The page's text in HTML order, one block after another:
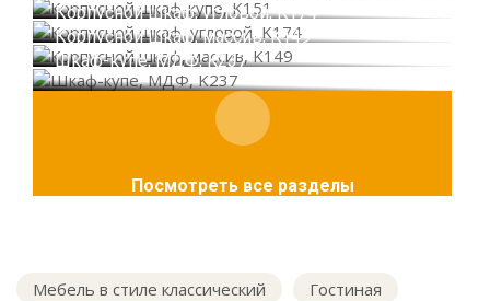
Корпусной шкаф, угловой, K174
Корпусной шкаф, массив, K149
Шкаф-купе, МДФ, K237
Посмотреть все разделы
Мебель в стиле классический
Гостиная